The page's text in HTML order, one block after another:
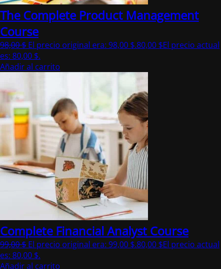
The Complete Product Management
Course
98,00$ El precio original era: 98,00 $.80,00 $El precio actual
es: 80,00 $.
Añadir al carrito
Complete Financial Analyst Course
99,00$ El precio original era: 99,00 $.80,00 $El precio actual
es: 80,00 $.
Añadir al carrito